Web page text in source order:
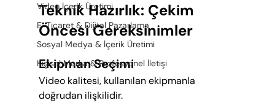
Video İçerik Üretimi
E-Ticaret & Dijital Pazarlama
Sosyal Medya & İçerik Üretimi
Kişisel Marka & Profesyonel İletişi
Teknik Hazırlık: Çekim
Öncesi Gereksinimler
Ekipman Seçimi
Video kalitesi, kullanılan ekipmanla
doğrudan ilişkilidir.